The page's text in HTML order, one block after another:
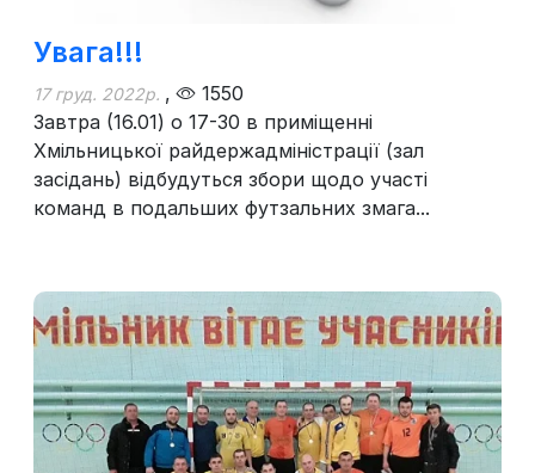
Увага!!!
17 груд. 2022р. ,
1550
Завтра (16.01) о 17-30 в приміщенні
Хмільницької райдержадміністрації (зал
засідань) відбудуться збори щодо участі
команд в подальших футзальних змага...